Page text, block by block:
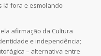
lá fora e esmolando
afirmação da Cultura
e independência;
– alternativa entre